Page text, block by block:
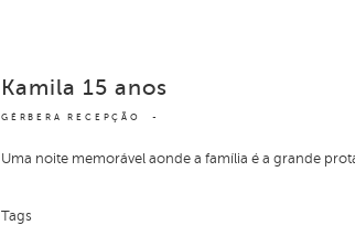
GÉRBERA RECEPÇÃO
Kamila 15 anos
Uma noite memorável aonde a família é a grande
Tags